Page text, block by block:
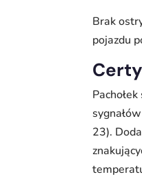
Brak
pojazdu
23).